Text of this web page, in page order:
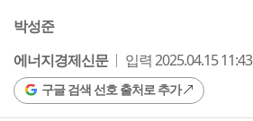
박성준
에너지경제신문
입력 2025.04.15 11:43
구글 검색 선호 출처로 추가